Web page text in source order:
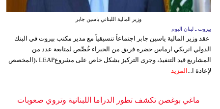
وزير المالية اللبناني ياسين جابر
بيروت ـ لبنان اليوم
عقد وزير المالية ياسين جابر اجتماعاً تنسيقياً مع مدير مكتب بيروت في البنك
الدولي انريكي ارماس حضره فريق من الخبراء خُصِّص لمتابعة عدد من
المشاريع قيد التنفيذ، وجرى التركيز بشكل خاص على مشروعLEAP ،(المخصص
لإعادة ا...
المزيد
ماغي بوغصن تكشف تطور الدراما اللبنانية وتروي صعوبات